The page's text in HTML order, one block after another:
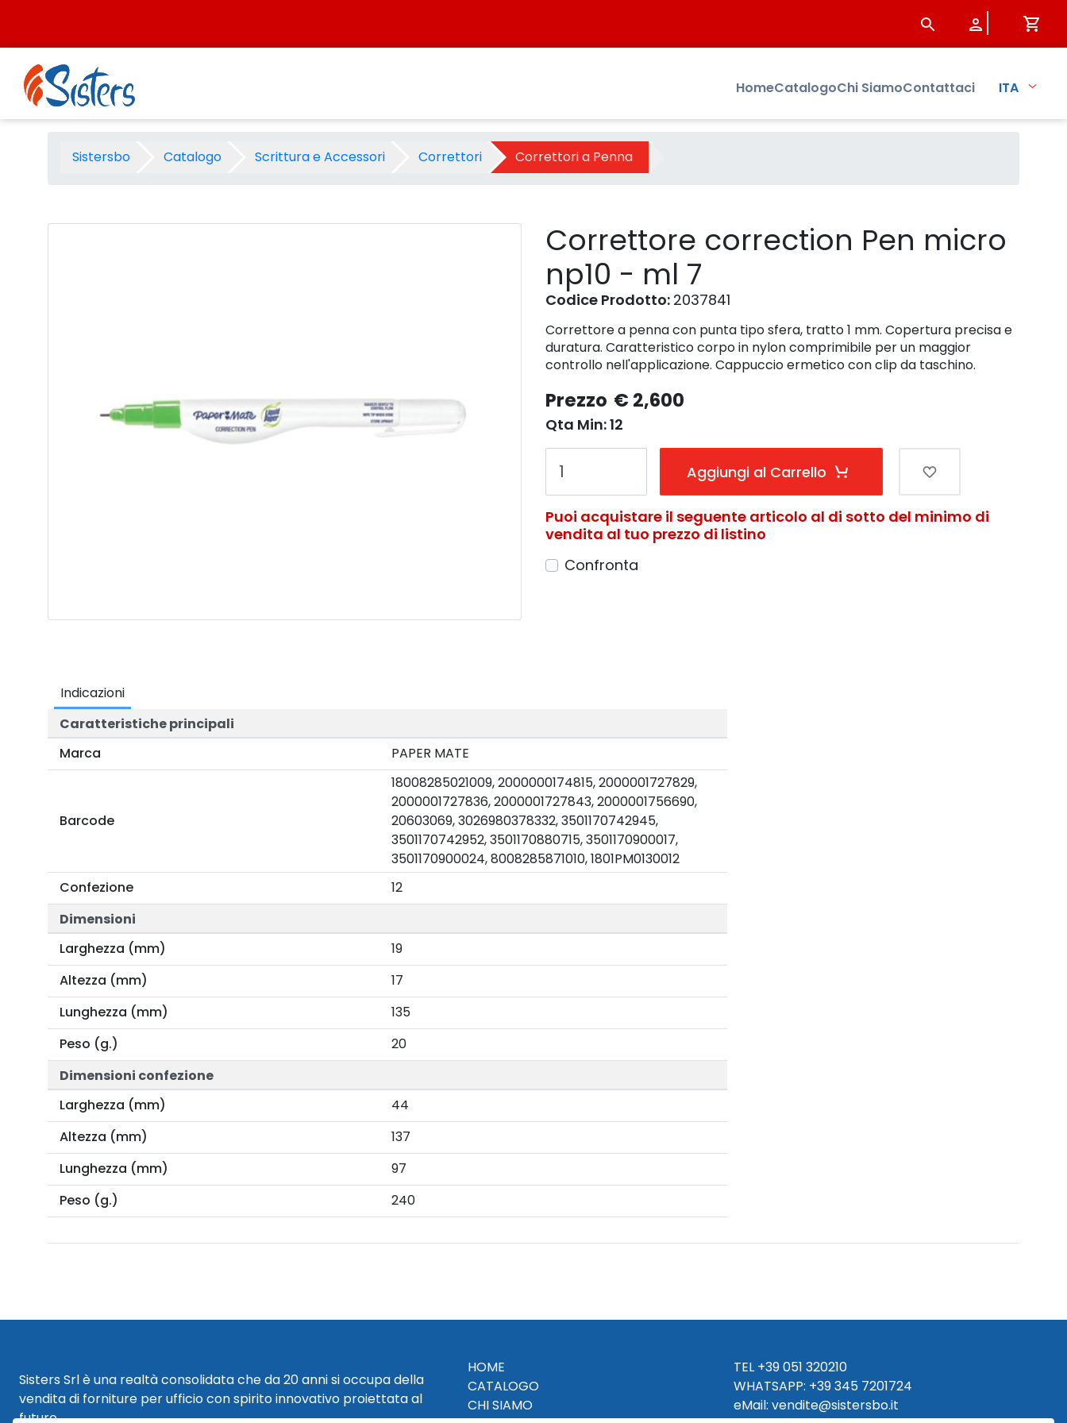
Correttore correction Pen micro np10 - ml 7 - Prodotto - Sistersbo
HomeCatalogoChi SiamoContattaci ITA
Sistersbo Catalogo Scrittura e Accessori Correttori Correttori a Penna
Correttore correction Pen micro
np10 - ml 7
Codice Prodotto: 2037841
Correttore a penna con punta tipo sfera, tratto 1 mm. Copertura precisa e
duratura. Caratteristico corpo in nylon comprimibile per un maggior
controllo nell'applicazione. Cappuccio ermetico con clip da taschino.
Prezzo € 2,600
Qta Min: 12
Aggiungi al Carrello
Puoi acquistare il seguente articolo al di sotto del minimo di
vendita al tuo prezzo di listino
Confronta
Indicazioni
Caratteristiche principali
Marca
PAPER MATE
Barcode
18008285021009, 2000000174815, 2000001727829,
2000001727836, 2000001727843, 2000001756690,
20603069, 3026980378332, 3501170742945,
3501170742952, 3501170880715, 3501170900017,
3501170900024, 8008285871010, 1801PM0130012
Confezione
12
Dimensioni
Larghezza (mm)
19
Altezza (mm)
17
Lunghezza (mm)
135
Peso (g.)
20
Dimensioni confezione
Larghezza (mm)
44
Altezza (mm)
137
Lunghezza (mm)
97
Peso (g.)
240
Sisters Srl è una realtà consolidata che da 20 anni si occupa della
vendita di forniture per ufficio con spirito innovativo proiettata al
futuro.
HOME
CATALOGO
CHI SIAMO
TEL +39 051 320210
WHATSAPP: +39345 7201724
eMail: vendite@sistersbo.it